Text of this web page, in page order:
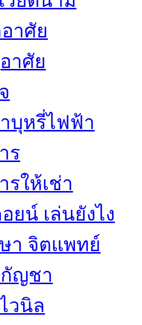
าศัย
าศัย
บุหรี่ไฟฟ้า
ร
รให้เช่า
ยน์ เล่นยังไง
า จิตแพทย์
ญชา
วนิล